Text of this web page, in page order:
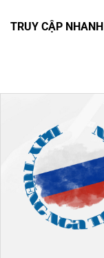
TRUY CẬP NHANH